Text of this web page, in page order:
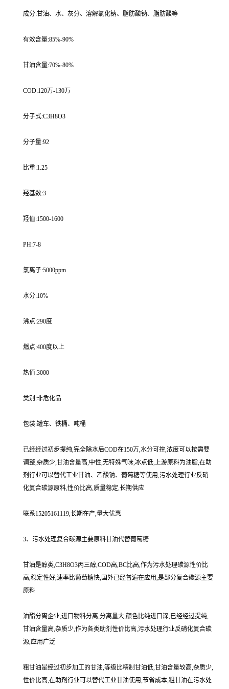
成分:甘油、水、灰分、溶解氯化钠、脂肪酸钠、脂肪酸等
有效含量:85%-90%
甘油含量:70%-80%
COD:120万-130万
分子式:C3H8O3
分子量:92
比重:1.25
羟基数:3
羟值:1500-1600
PH:7-8
氯离子:5000ppm
水分:10%
沸点:290度
燃点:400度以上
热值:3000
类别:非危化品
包装:罐车、铁桶、吨桶
已经经过初步提纯,完全除水后COD在150万,水分可控,浓度可以按需要
调整,杂质少,甘油含量高,中性,无特殊气味,冰点低,上游原料为油脂,在助
剂行业可以替代工业甘油、乙酸钠、葡萄糖等使用,污水处理行业反硝
化复合碳源原料,性价比高,质量稳定,长期供应
联系15205161119,长期在产,量大优惠
3、污水处理复合碳源主要原料甘油代替葡萄糖
甘油是醇类,C3H8O3丙三醇,COD高,BC比高,作为污水处理碳源性价比
高,稳定性好,速率比葡萄糖快,国外已经普遍在应用,是部分复合碳源主要
原料
油酯分离企业,进口物料分离,分离量大,颜色比纯进口深,已经经过提纯,
甘油含量高,杂质少,作为各类助剂性价比高,污水处理行业反硝化复合碳
源,应用广泛
粗甘油是经过初步加工的甘油,等级比精制甘油低,甘油含量较高,杂质少,
性价比高,在助剂行业可以替代工业甘油使用,节省成本,粗甘油在污水处